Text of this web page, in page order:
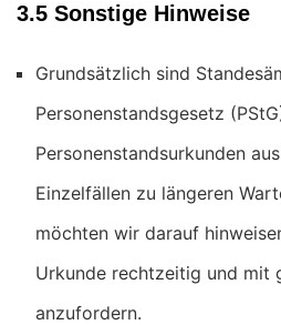
3.5 Sonstige Hinweise
Grundsätzlich sind
Personenstandsgesetz
Personenstandsurkunden
Einzelfällen zu längeren
möchten wir darauf
Urkunde rechtzeitig und mit
anzufordern.